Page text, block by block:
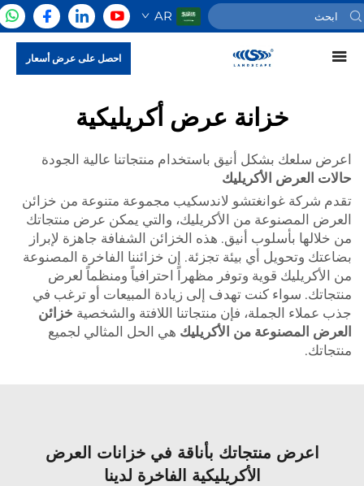
AR
احصل على عرض أسعار
خزانة عرض أكريليكية
اعرض سلعك بشكل أنيق باستخدام منتجاتنا عالية الجودة
حالات العرض الأكريليك
تقدم شركة غوانغتشو لاندسكيب مجموعة متنوعة من خزائن
العرض المصنوعة من الأكريليك، والتي يمكن عرض منتجاتك
من خلالها بأسلوب أنيق. هذه الخزائن الشفافة جاهزة لإبراز
بضاعتك وتحويل أي بيئة تجزئة. إن خزائننا الفاخرة المصنوعة
من الأكريليك قوية وتوفر مظهراً احترافياً ومنظماً لعرض
منتجاتك. سواء كنت تهدف إلى زيادة المبيعات أو ترغب في
جذب عملاء الجملة، فإن منتجاتنا اللافتة والشخصيةخزائن
العرض المصنوعة من الأكريليكهي الحل المثالي لجميع
منتجاتك.
اعرض منتجاتك بأناقة في خزانات العرض
الأكريليكية الفاخرة لدينا